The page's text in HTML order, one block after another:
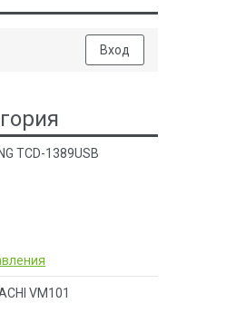
Вход
TCD-1389USB
VM101